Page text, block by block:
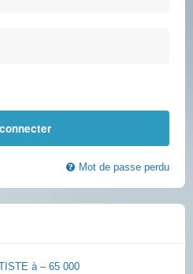
Mot de passe perdu
à – 65 000